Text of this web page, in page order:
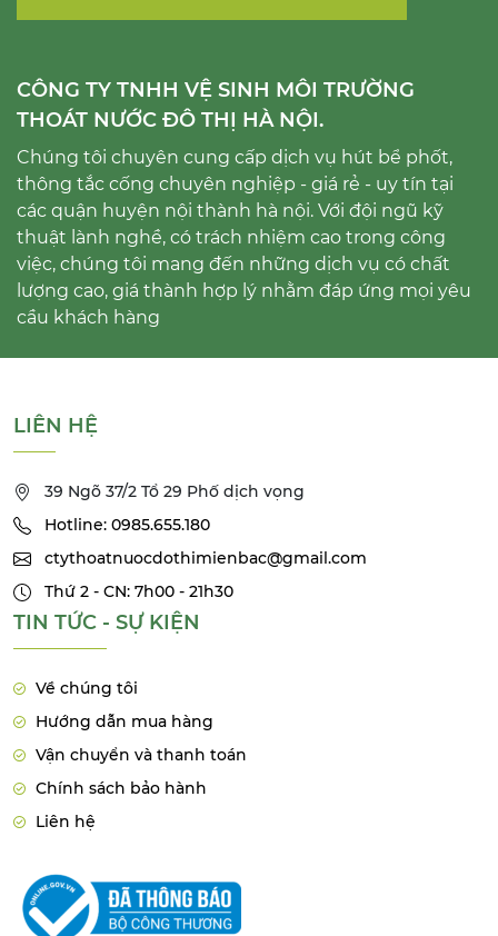
CÔNG TY TNHH VỆ SINH MÔI TRƯỜNG
THOÁT NƯỚC ĐÔ THỊ HÀ NỘI.
Chúng tôi chuyên cung cấp dịch vụ hút bể phốt,
thông tắc cống chuyên nghiệp - giá rẻ - uy tín tại
các quận huyện nội thành hà nội. Với đội ngũ kỹ
thuật lành nghề, có trách nhiệm cao trong công
việc, chúng tôi mang đến những dịch vụ có chất
lượng cao, giá thành hợp lý nhằm đáp ứng mọi yêu
cầu khách hàng
LIÊN HỆ
39 Ngõ 37/2 Tổ 29 Phố dịch vọng
Hotline: 0985.655.180
ctythoatnuocdothimienbac@gmail.com
Thứ 2 - CN: 7h00 - 21h30
TIN TỨC - SỰ KIỆN
Về chúng tôi
Hướng dẫn mua hàng
Vận chuyển và thanh toán
Chính sách bảo hành
Liên hệ